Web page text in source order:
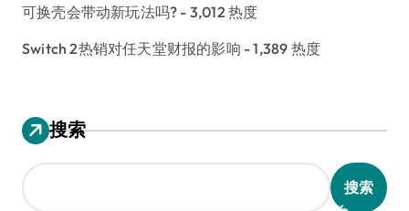
可换壳会带动新玩法吗? - 3,012 热度
Switch 2热销对任天堂财报的影响 - 1,389 热度
搜索
搜索